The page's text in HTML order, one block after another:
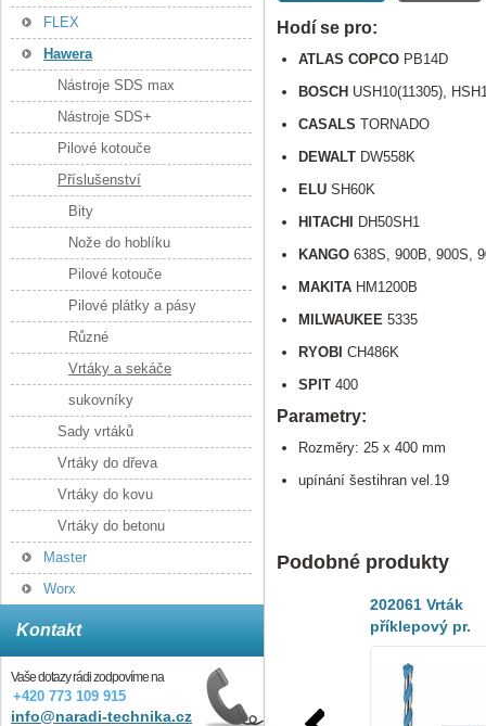
Hodí se pro:
ATLAS COPCO PB14D
BOSCH USH10(11305),
CASALS TORNADO
DEWALT DW558K
ELU SH60K
HITACHI
DH50SH1
KANGO 638S, 900B, 900S,
MAKITA HM1200B
MILWAUKEE 5335
RYOBI CH486K
SPIT 400
Parametry:
Rozměry: 25 x 400 mm
upínání šestihran vel.19
Podobné produkty
202061 Vrták
příklepový pr.
7,0x100/60mm,
beton, zdivo,
obklady
FLEX
Hawera
Nástroje SDS max
Nástroje SDS+
Pilové kotouče
Příslušenství
Bity
Nože do hoblíku
Pilové kotouče
Pilové plátky a pásy
Různé
Vrtáky a sekáče
sukovníky
Sady vrtáků
Vrtáky do dřeva
Vrtáky do kovu
Vrtáky do betonu
Master
Worx
Kontakt
Vaše dotazy rádi zodpovíme na
+420 773 109 915
info@naradi-technika.cz